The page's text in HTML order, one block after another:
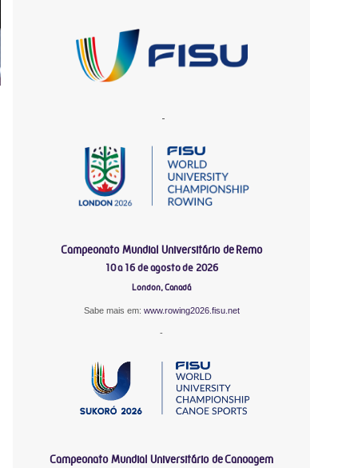
-
Campeonato Mundial Universitário de Remo
10 a 16 de agosto de 2026
London, Canadá
Sabe mais em: www.rowing2026.fisu.net
-
Campeonato Mundial Universitário de Canoagem